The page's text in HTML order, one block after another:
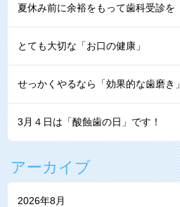
夏休み前に余裕をもって歯科受診を
とても大切な「お口の健康」
せっかくやるなら「効果的な⻭磨き」
3月４日は「酸蝕歯の日」です！
アーカイブ
2026年8月